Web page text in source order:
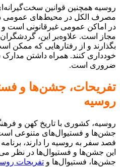
روسیه همچنین قوانین
مصرف الکل در محیط‌های عمومی
در اماکن عمومی غیرقانونی
مجاز است. علاوه‌بر این، گردشگران
بگذارند و از رفتارهایی که ممکن
خودداری کنند. همراه داشتن
ضروری است.
تفریحات، جشن‌ها و
روسیه
روسیه، کشوری با تاریخ کهن و
جشن‌ها و فستیوال‌های متنوعی
فصد سفر به روسیه را دارند،
این جشن‌ها و فستیوال‌ها در نظر
جشن‌ها، فستیوال‌ها و تفریحات